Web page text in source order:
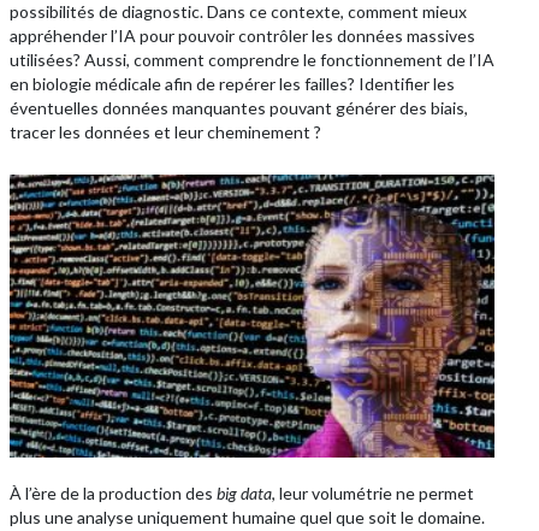
possibilités de diagnostic. Dans ce contexte, comment mieux
appréhender l’IA pour pouvoir contrôler les données massives
utilisées? Aussi, comment comprendre le fonctionnement de l’IA
en biologie médicale afin de repérer les failles? Identifier les
éventuelles données manquantes pouvant générer des biais,
tracer les données et leur cheminement ?
À l’ère de la production des big data, leur volumétrie ne permet
plus une analyse uniquement humaine quel que soit le domaine.